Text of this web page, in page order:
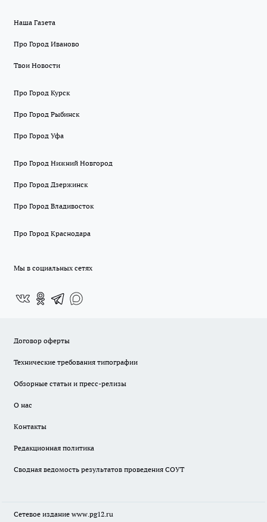
Наша Газета
Про Город Иваново
Твои Новости
Про Город Курск
Про Город Рыбинск
Про Город Уфа
Про Город Нижний Новгород
Про Город Дзержинск
Про Город Владивосток
Про Город Краснодара
Мы в социальных сетях
Договор оферты
Технические требования типографии
Обзорные статьи и пресс-релизы
О нас
Контакты
Редакционная политика
Сводная ведомость результатов проведения СОУТ
Сетевое издание www.pg12.ru